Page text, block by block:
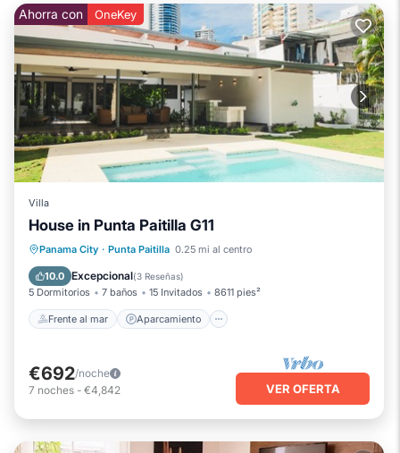
Ahorra con OneKey
Villa
House in Punta Paitilla G11
Panama City · Punta Paitilla 0.25 mi al centro
10.0 Excepcional(3 Reseñas)
5 Dormitorios 7 baños 15 Invitados 8611 pies²
Frente al mar Aparcamiento
Frente al mar Aparcamiento
Vista al mar
€692/noche
7 noches - €4,842 VER OFERTA